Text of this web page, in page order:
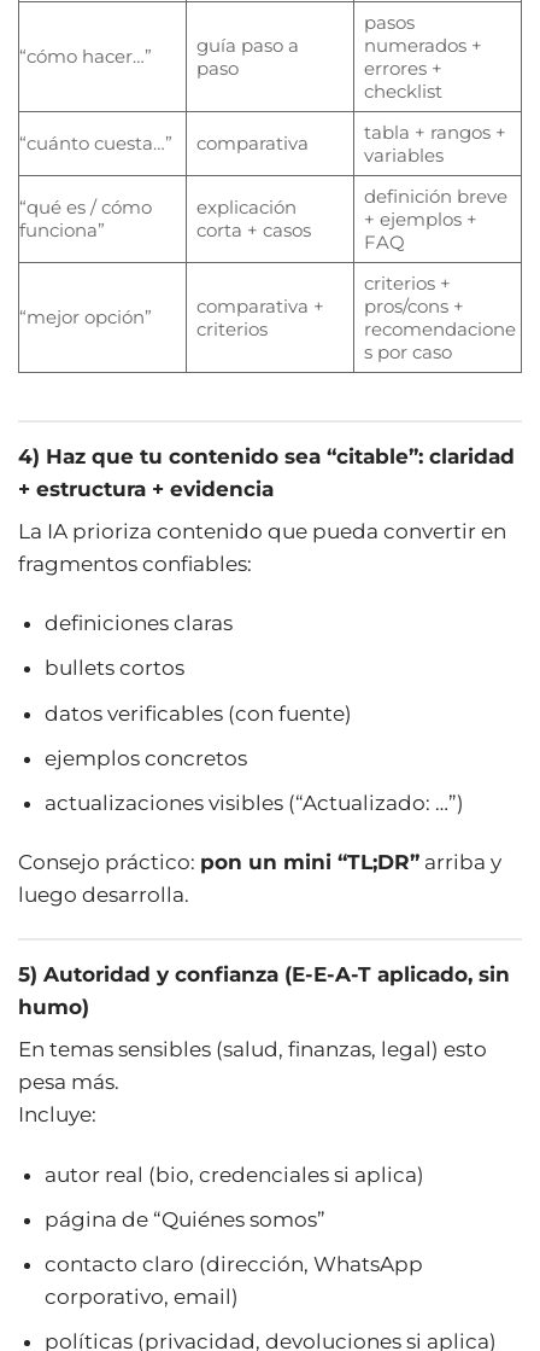
“cómo hacer…”
guía paso a
paso
pasos
numerados +
errores +
checklist
“cuánto cuesta…” comparativa
tabla + rangos +
variables
“qué es / cómo
funciona”
explicación
corta + casos
definición breve
+ ejemplos +
FAQ
“mejor opción”
comparativa +
criterios
criterios +
pros/cons +
recomendacione
s por caso
4) Haz que tu contenido sea “citable”: claridad
+ estructura + evidencia
La IA prioriza contenido que pueda convertir en
fragmentos confiables:
definiciones claras
bullets cortos
datos verificables (con fuente)
ejemplos concretos
actualizaciones visibles (“Actualizado: …”)
Consejo práctico: pon un mini “TL;DR” arriba y
luego desarrolla.
5) Autoridad y confianza (E-E-A-T aplicado, sin
humo)
En temas sensibles (salud, finanzas, legal) esto
pesa más.
Incluye:
autor real (bio, credenciales si aplica)
página de “Quiénes somos”
contacto claro (dirección, WhatsApp
corporativo, email)
políticas (privacidad, devoluciones si aplica)